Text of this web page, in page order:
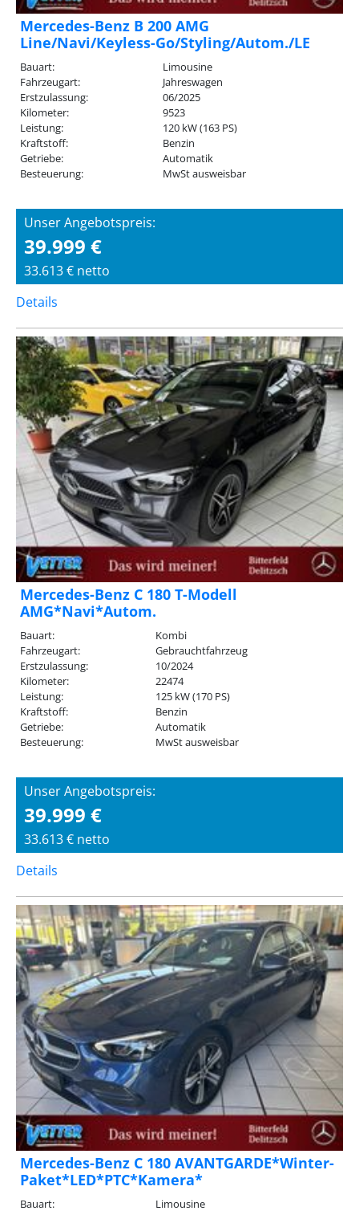
Mercedes-Benz B 200 AMG
Line/Navi/Keyless-Go/Styling/Autom./LE
Bauart:
Limousine
Fahrzeugart:
Jahreswagen
Erstzulassung:
06/2025
Kilometer:
9523
Leistung:
120 kW (163 PS)
Kraftstoff:
Benzin
Getriebe:
Automatik
Besteuerung:
MwSt ausweisbar
Unser Angebotspreis:
39.999 €
33.613 € netto
Details
Mercedes-Benz C 180 T-Modell
AMG*Navi*Autom.
Bauart:
Kombi
Fahrzeugart:
Gebrauchtfahrzeug
Erstzulassung:
10/2024
Kilometer:
22474
Leistung:
125 kW (170 PS)
Kraftstoff:
Benzin
Getriebe:
Automatik
Besteuerung:
MwSt ausweisbar
Unser Angebotspreis:
39.999 €
33.613 € netto
Details
Mercedes-Benz C 180 AVANTGARDE*Winter-
Paket*LED*PTC*Kamera*
Bauart:
Limousine